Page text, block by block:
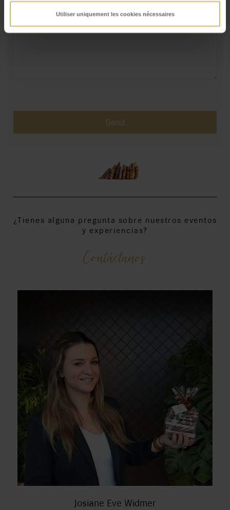
Utiliser uniquement les cookies nécessaires
Send
¿Tienes alguna pregunta sobre nuestros eventos
y experiencias?
Contáctanos
Josiane Eve Widmer